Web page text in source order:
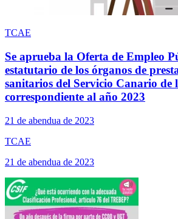
TCAE
Se aprueba la Oferta de Empleo
estatutario de los órganos de
sanitarios del Servicio Canario de
correspondiente al año 2023
21 de abendua de 2023
TCAE
21 de abendua de 2023